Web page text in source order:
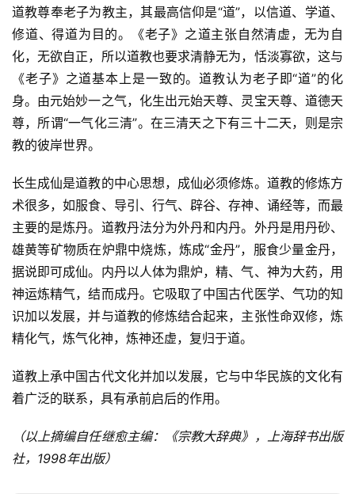
道教尊奉老子为教主，其最高信仰是“道”，以信道、学道、
修道、得道为目的。《老子》之道主张自然清虚，无为自
化，无欲自正，所以道教也要求清静无为，恬淡寡欲，这与
《老子》之道基本上是一致的。道教认为老子即“道”的化
身。由元始妙一之气，化生出元始天尊、灵宝天尊、道德天
尊，所谓“一气化三清”。在三清天之下有三十二天，则是宗
教的彼岸世界。
长生成仙是道教的中心思想，成仙必须修炼。道教的修炼方
术很多，如服食、导引、行气、辟谷、存神、诵经等，而最
主要的是炼丹。道教丹法分为外丹和内丹。外丹是用丹砂、
雄黄等矿物质在炉鼎中烧炼，炼成“金丹”，服食少量金丹，
据说即可成仙。内丹以人体为鼎炉，精、气、神为大药，用
神运炼精气，结而成丹。它吸取了中国古代医学、气功的知
识加以发展，并与道教的修炼结合起来，主张性命双修，炼
精化气，炼气化神，炼神还虚，复归于道。
道教上承中国古代文化并加以发展，它与中华民族的文化有
着广泛的联系，具有承前启后的作用。
（以上摘编自任继愈主编：《宗教大辞典》，上海辞书出版
社，1998年出版）